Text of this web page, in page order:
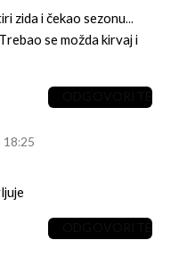
zida i čekao sezonu...
se možda kirvaj i
18:25